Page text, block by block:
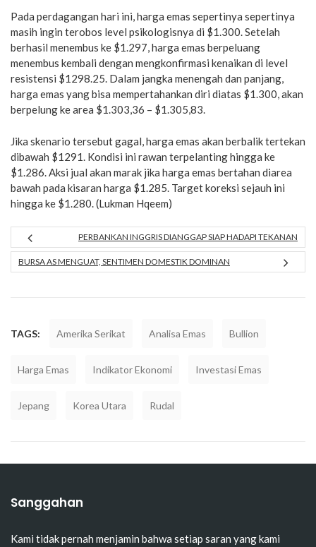
Pada perdagangan hari ini, harga emas sepertinya sepertinya
masih ingin terobos level psikologisnya di $1.300. Setelah
berhasil menembus ke $1.297, harga emas berpeluang
menembus kembali dengan mengkonfirmasi kenaikan di level
resistensi $1298.25. Dalam jangka menengah dan panjang,
harga emas yang bisa mempertahankan diri diatas $1.300, akan
berpelung ke area $1.303,36 – $1.305,83.
Jika skenario tersebut gagal, harga emas akan berbalik tertekan
dibawah $1291. Kondisi ini rawan terpelanting hingga ke
$1.286. Aksi jual akan marak jika harga emas bertahan diarea
bawah pada kisaran harga $1.285. Target koreksi sejauh ini
hingga ke $1.280. (Lukman Hqeem)
PERBANKAN INGGRIS DIANGGAP SIAP HADAPI TEKANAN
BURSA AS MENGUAT, SENTIMEN DOMESTIK DOMINAN
TAGS: Amerika Serikat Analisa Emas Bullion
Harga Emas Indikator Ekonomi Investasi Emas
Jepang Korea Utara Rudal
Sanggahan
Kami tidak pernah menjamin bahwa setiap saran yang kami